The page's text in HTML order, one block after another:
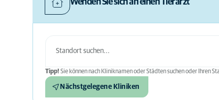
Tipp! Sie können nach Kliniknamen oder Städten suchen oder Ihren
Nächstgelegene Kliniken